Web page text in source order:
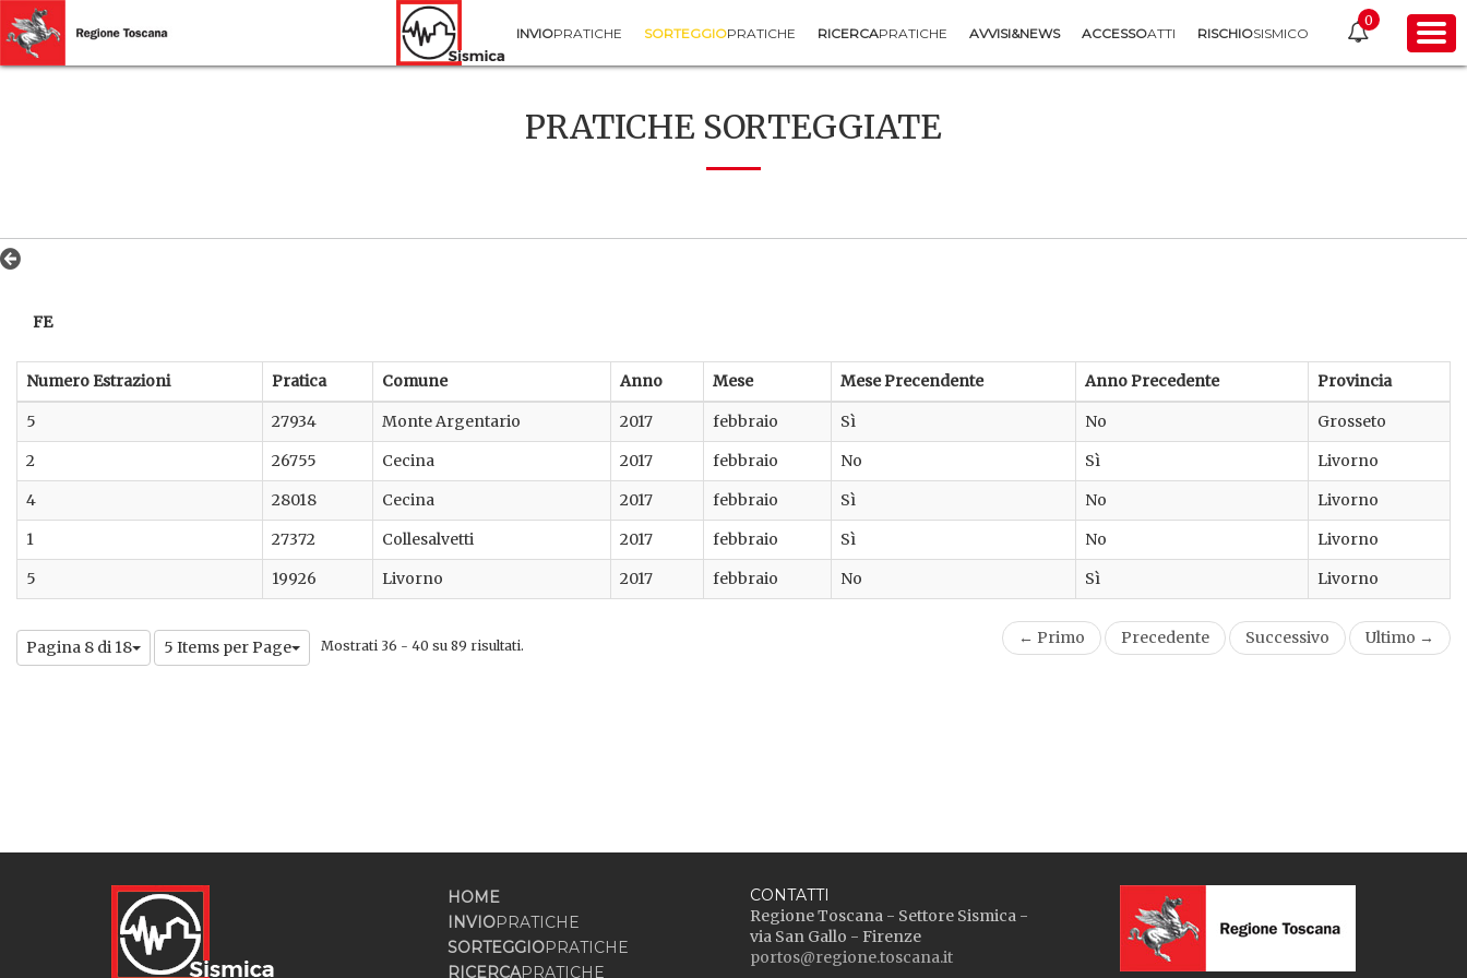
INVIOPRATICHE SORTEGGIOPRATICHE RICERCAPRATICHE AVVISI&NEWS ACCESSOATTI RISCHIOSISMICO
0
PRATICHE SORTEGGIATE
FE
Numero Estrazioni Pratica Comune Anno Mese Mese Precendente Anno Precedente Provincia
5 27934 Monte Argentario 2017 febbraio Sì No
Grosseto
2
26755 Cecina 2017 febbraio No Sì
Livorno
4
28018 Cecina 2017 febbraio Sì No
Livorno
1
27372 Collesalvetti 2017 febbraio Sì No
Livorno
5
19926 Livorno 2017 febbraio No Sì Livorno
Pagina 8 di 18 5 Items per Page Mostrati 36 - 40 su 89 risultati. ← Primo Precedente Successivo Ultimo →
HOME
INVIOPRATICHE
SORTEGGIOPRATICHE
RICERCAPRATICHE
CONTATTI
Regione Toscana - Settore Sismica -
via San Gallo - Firenze
portos@regione.toscana.it